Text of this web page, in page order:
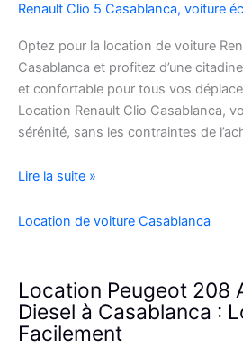
Renault Clio 5 Casablanca, voiture
Optez pour la location de voiture
Casablanca et profitez d’une
et confortable pour tous vos
Location Renault Clio Casablanca,
sérénité, sans les contraintes de
Location
Voiture
5
à
Casablanca
Lire la suite »
Location de voiture Casablanca
Location Peugeot 208
Diesel à Casablanca :
Facilement